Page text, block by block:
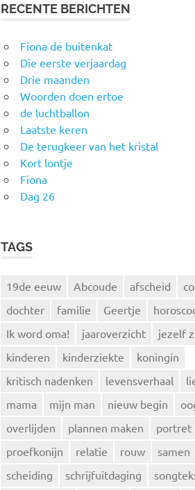
RECENTE BERICHTEN
Fiona de buitenkat
Die eerste verjaardag
Drie maanden
Woorden doen ertoe
de luchtballon
Laatste keren
De terugkeer van het kristal
Kort lontje
Fiona
Dag 26
TAGS
19de eeuw Abcoude afscheid
dochter
familie Geertje
Ik word oma!
jaaroverzicht
jezelf
kinderen
kinderziekte
koningin
kritisch nadenken
levensverhaal
mama
mijn man nieuw begin
overlijden
plannen maken portret
proefkonijn
relatie rouw
samen
scheiding
schrijfuitdaging